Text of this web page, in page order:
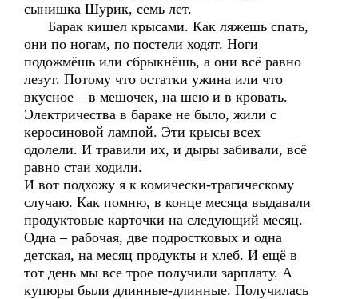
сынишка Шурик, семь лет.
Барак кишел крысами. Как ляжешь спать,
они по ногам, по постели ходят. Ноги
подожмёшь или сбрыкнёшь, а они всё равно
лезут. Потому что остатки ужина или что
вкусное – в мешочек, на шею и в кровать.
Электричества в бараке не было, жили с
керосиновой лампой. Эти крысы всех
одолели. И травили их, и дыры забивали, всё
равно стаи ходили.
И вот подхожу я к комически-трагическому
случаю. Как помню, в конце месяца выдавали
продуктовые карточки на следующий месяц.
Одна – рабочая, две подростковых и одна
детская, на месяц продукты и хлеб. И ещё в
тот день мы все трое получили зарплату. А
купюры были длинные-длинные. Получилась